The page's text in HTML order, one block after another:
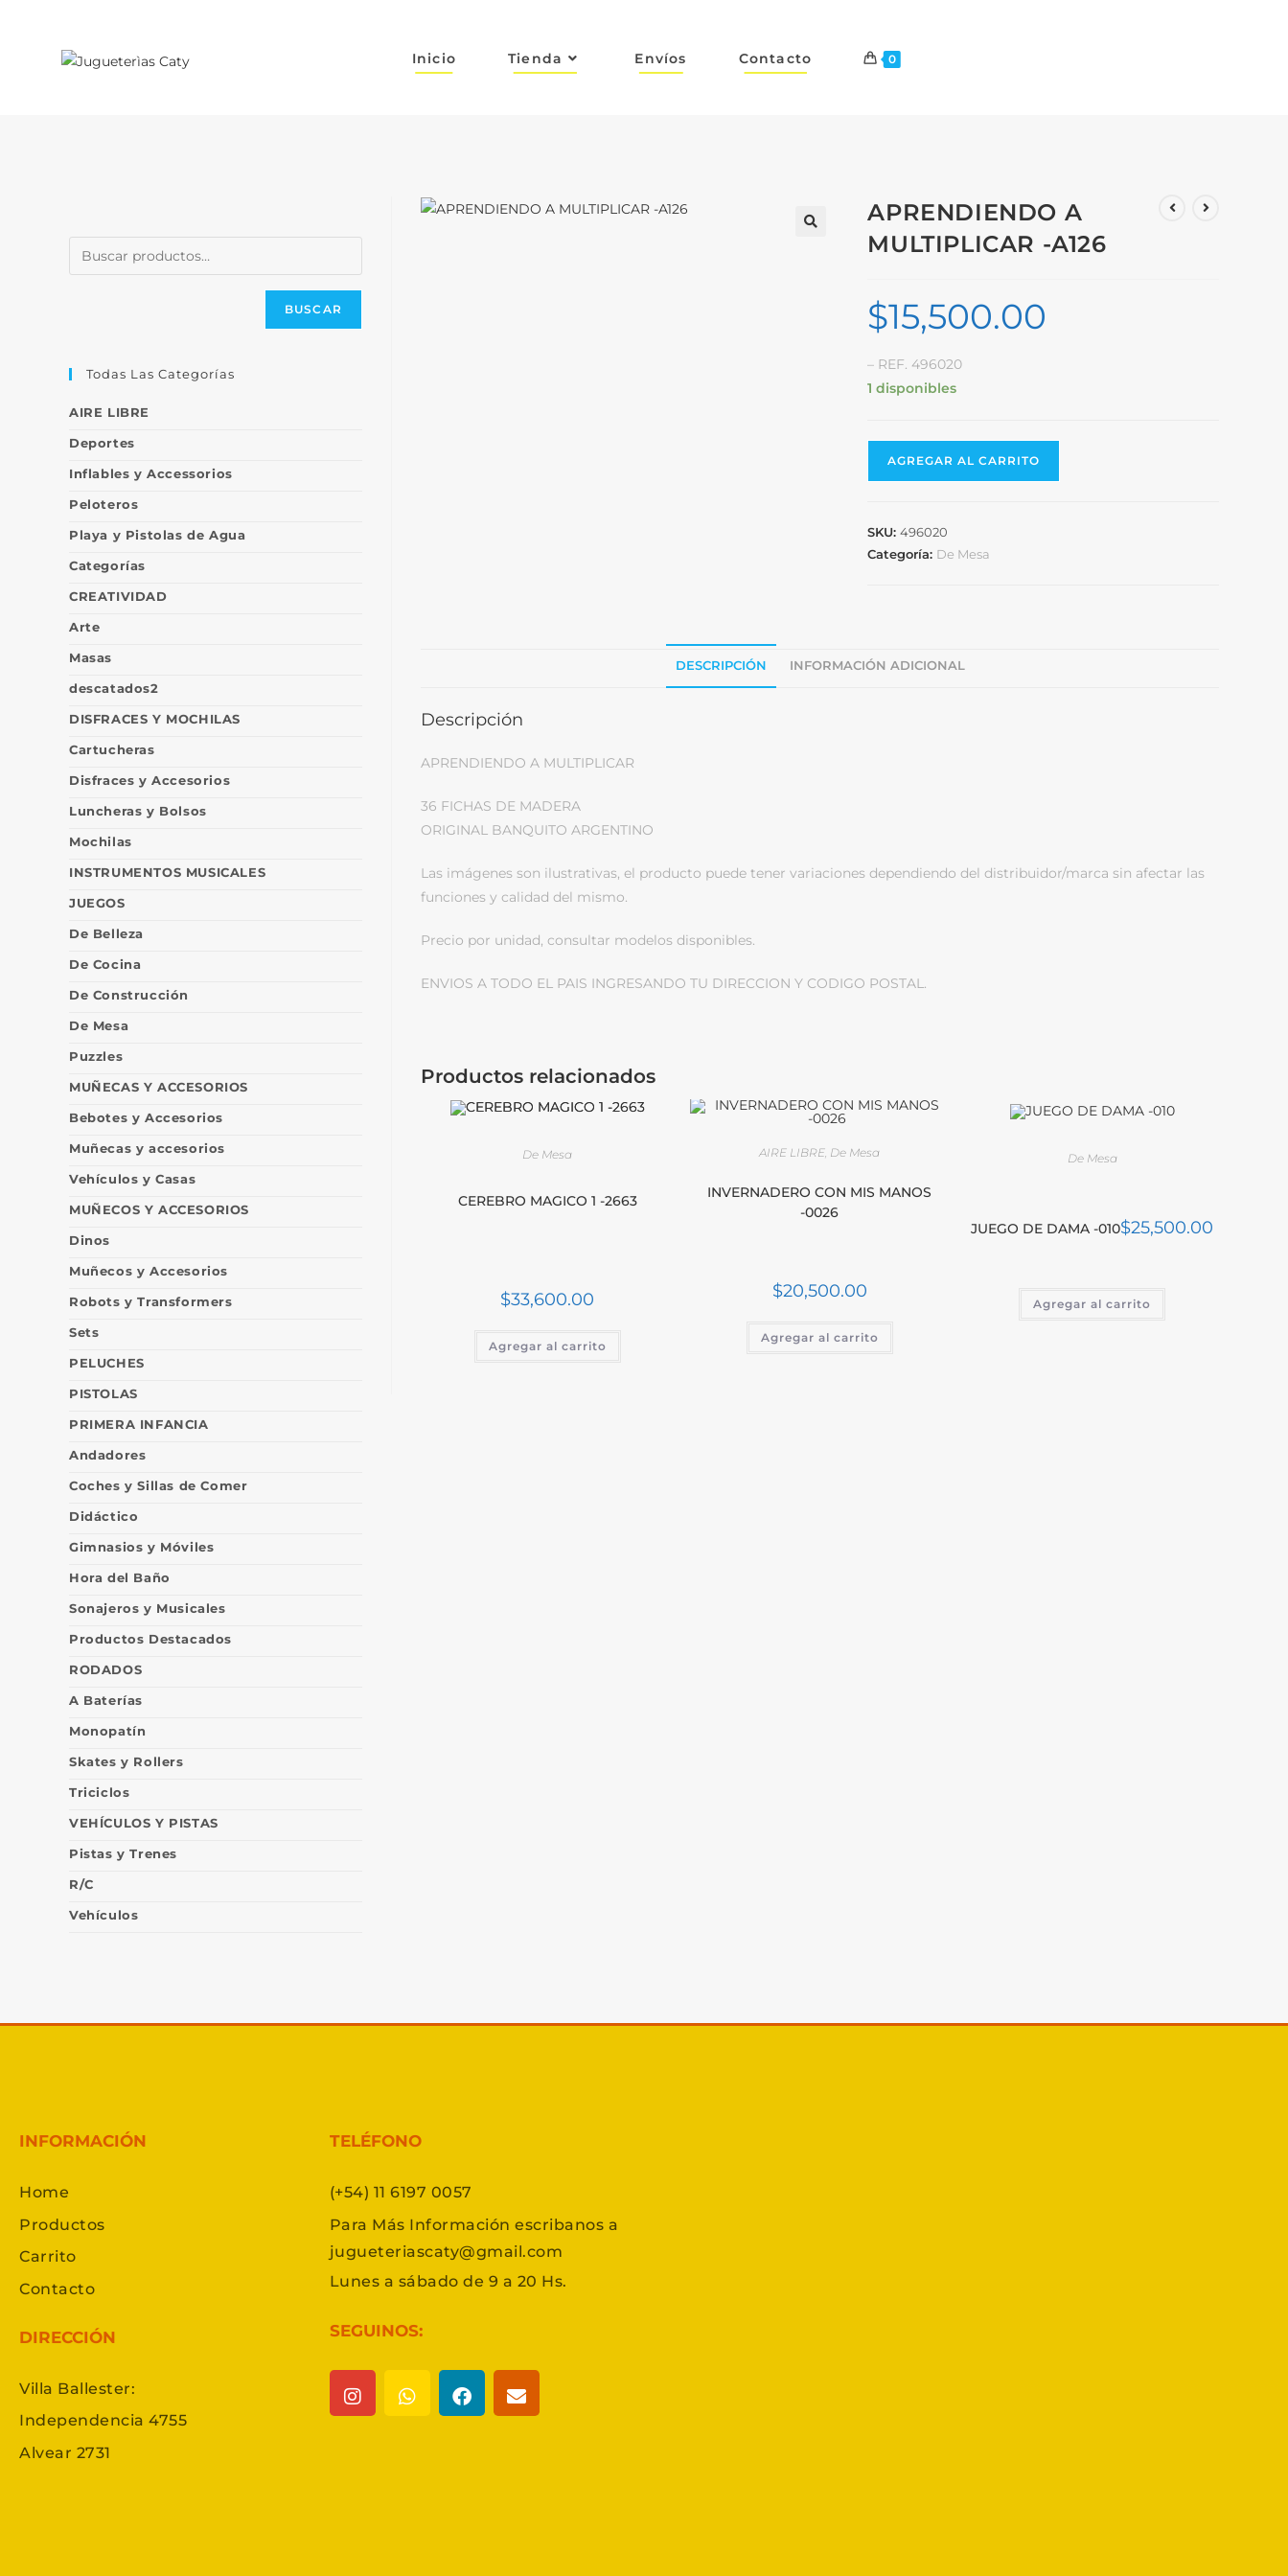
Inicio Tienda Envíos Contacto 0
APRENDIENDO A
MULTIPLICAR -A126
$15,500.00
– REF. 496020
1 disponibles
AGREGAR AL CARRITO
SKU:496020
Categoría: De Mesa
DESCRIPCIÓN INFORMACIÓN ADICIONAL
Descripción
APRENDIENDO A MULTIPLICAR
36 FICHAS DE MADERA
ORIGINAL BANQUITO ARGENTINO
Las imágenes son ilustrativas, el producto puede tener variaciones dependiendo del distribuidor/marca sin afectar las
funciones y calidad del mismo.
Precio por unidad, consultar modelos disponibles.
ENVIOS A TODO EL PAIS INGRESANDO TU DIRECCION Y CODIGO POSTAL.
Productos relacionados
De Mesa
CEREBRO MAGICO 1 -2663
$33,600.00
Agregar al carrito
AIRE LIBRE, De Mesa
INVERNADERO CON MIS MANOS
-0026
$20,500.00
Agregar al carrito
De Mesa
JUEGO DE DAMA -010$25,500.00
Agregar al carrito
BUSCAR
Todas Las Categorías
AIRE LIBRE
Deportes
Inflables y Accessorios
Peloteros
Playa y Pistolas de Agua
Categorías
CREATIVIDAD
Arte
Masas
descatados2
DISFRACES Y MOCHILAS
Cartucheras
Disfraces y Accesorios
Luncheras y Bolsos
Mochilas
INSTRUMENTOS MUSICALES
JUEGOS
De Belleza
De Cocina
De Construcción
De Mesa
Puzzles
MUÑECAS Y ACCESORIOS
Bebotes y Accesorios
Muñecas y accesorios
Vehículos y Casas
MUÑECOS Y ACCESORIOS
Dinos
Muñecos y Accesorios
Robots y Transformers
Sets
PELUCHES
PISTOLAS
PRIMERA INFANCIA
Andadores
Coches y Sillas de Comer
Didáctico
Gimnasios y Móviles
Hora del Baño
Sonajeros y Musicales
Productos Destacados
RODADOS
A Baterías
Monopatín
Skates y Rollers
Triciclos
VEHÍCULOS Y PISTAS
Pistas y Trenes
R/C
Vehículos
INFORMACIÓN
Home
Productos
Carrito
Contacto
DIRECCIÓN
Villa Ballester:
Independencia 4755
Alvear 2731
TELÉFONO
(+54) 11 6197 0057
Para Más Información escribanos a
jugueteriascaty@gmail.com
Lunes a sábado de 9 a 20 Hs.
SEGUINOS: